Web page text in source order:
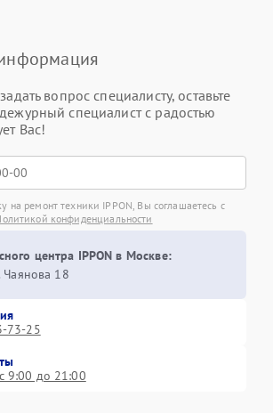
вопрос специалисту, оставьте
специалист с радостью
Вас!
на ремонт техники IPPON, Вы соглашаетесь с
конфиденциальности
центра IPPON в Москве:
Чаянова 18
73-25
9:00 до 21:00